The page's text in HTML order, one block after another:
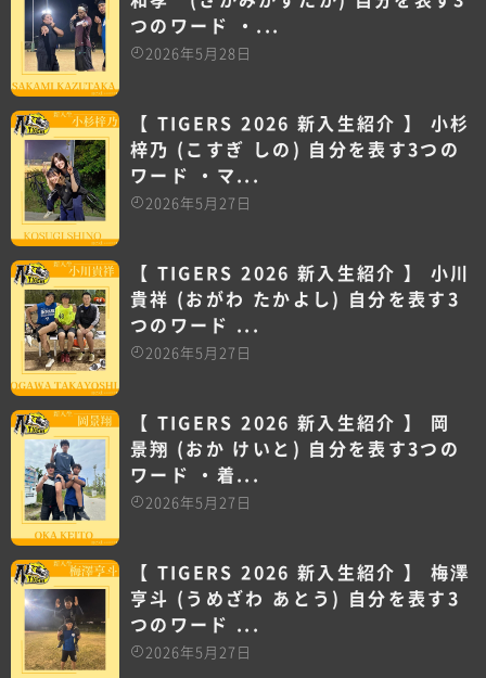
つのワード ・...
2026年5月28日
【 TIGERS 2026 新入生紹介 】 小杉
梓乃 (こすぎ しの) 自分を表す3つの
ワード ・マ...
2026年5月27日
【 TIGERS 2026 新入生紹介 】 小川
貴祥 (おがわ たかよし) 自分を表す3
つのワード ...
2026年5月27日
【 TIGERS 2026 新入生紹介 】 岡
景翔 (おか けいと) 自分を表す3つの
ワード ・着...
2026年5月27日
【 TIGERS 2026 新入生紹介 】 梅澤
亨斗 (うめざわ あとう) 自分を表す3
つのワード ...
2026年5月27日